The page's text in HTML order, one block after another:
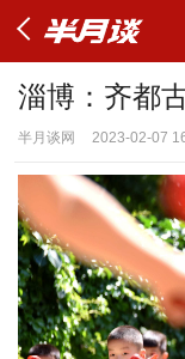
淄博：齐都
半月谈网 2023-02-07